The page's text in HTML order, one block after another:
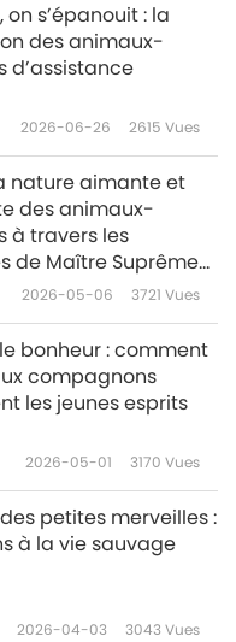
on s’épanouit : la
des animaux-
d’assistance
2026-06-26 2615 Vues
nature aimante et
des animaux-
à travers les
de Maître Suprême
: 1e partie
2026-05-06 3721 Vues
bonheur : comment
compagnons
les jeunes esprits
2026-05-01 3170 Vues
petites merveilles :
à la vie sauvage
2026-04-03 3043Vues